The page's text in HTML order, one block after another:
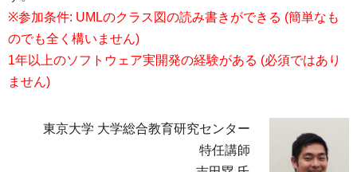
※参加条件: UMLのクラス図の読み書きができる (簡単なも
のでも全く構いません)
1年以上のソフトウェア実開発の経験がある (必須ではあり
ません)
東京大学 大学総合教育研究センター
特任講師